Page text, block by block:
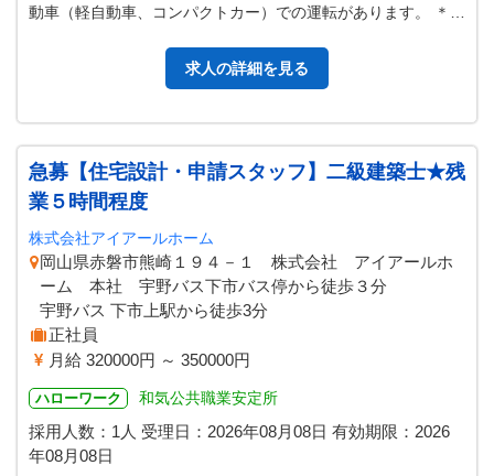
動車（軽自動車、コンパクトカー）での運転があります。 ＊パ
求人の詳細を見る
急募【住宅設計・申請スタッフ】二級建築士★残
業５時間程度
株式会社アイアールホーム
岡山県赤磐市熊崎１９４－１ 株式会社 アイアールホ
ーム 本社 宇野バス下市バス停から徒歩３分
宇野バス 下市上駅から徒歩3分
正社員
月給 320000円 ～ 350000円
ハローワーク 和気公共職業安定所
採用人数：1人 受理日： 2026年08月08日 有効期限： 2026
年08月08日